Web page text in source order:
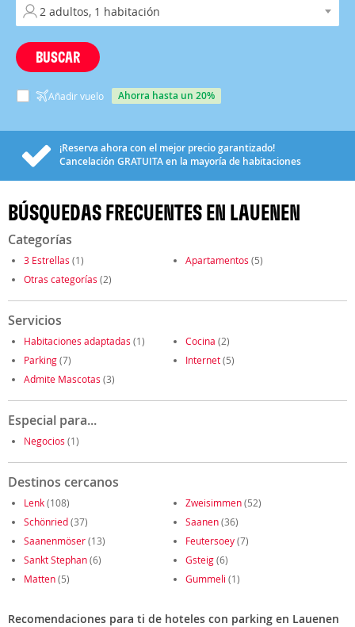
BUSCAR
Añadir vuelo ahorra hasta un 20%
¡Reserva ahora con el mejor precio garantizado!
Cancelación GRATUITAen la mayoría de habitaciones
BÚSQUEDAS FRECUENTES EN LAUENEN
Categorías
3 Estrellas (1) Apartamentos (5)
Otras categorías (2)
Servicios
Habitaciones adaptadas (1) Cocina (2)
Parking(7) Internet(5)
Admite Mascotas (3)
Especial para...
Negocios (1)
Destinos cercanos
Lenk(108) Zweisimmen(52)
Schönried(37) Saanen(36)
Saanenmöser(13) Feutersoey(7)
Sankt Stephan(6) Gsteig(6)
Matten(5) Gummeli (1)
Recomendaciones para ti de hoteles con parking en Lauenen